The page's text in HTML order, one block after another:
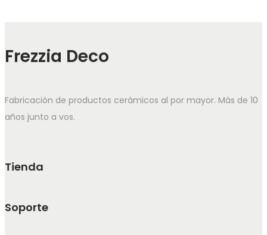
Frezzia Deco
Fabricación de productos cerámicos al por mayor. Más de 10
años junto a vos.
Tienda
Soporte